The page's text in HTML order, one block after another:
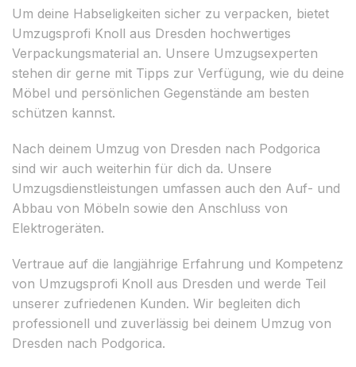
Um deine Habseligkeiten sicher zu verpacken, bietet
Umzugsprofi Knoll aus Dresden hochwertiges
Verpackungsmaterial an. Unsere Umzugsexperten
stehen dir gerne mit Tipps zur Verfügung, wie du deine
Möbel und persönlichen Gegenstände am besten
schützen kannst.
Nach deinem Umzug von Dresden nach Podgorica
sind wir auch weiterhin für dich da. Unsere
Umzugsdienstleistungen umfassen auch den Auf- und
Abbau von Möbeln sowie den Anschluss von
Elektrogeräten.
Vertraue auf die langjährige Erfahrung und Kompetenz
von Umzugsprofi Knoll aus Dresden und werde Teil
unserer zufriedenen Kunden. Wir begleiten dich
professionell und zuverlässig bei deinem Umzug von
Dresden nach Podgorica.